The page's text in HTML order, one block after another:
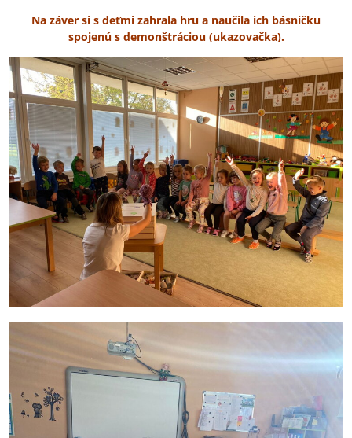
Na záver si s deťmi zahrala hru a naučila ich básničku
spojenú s demonštráciou (ukazovačka).